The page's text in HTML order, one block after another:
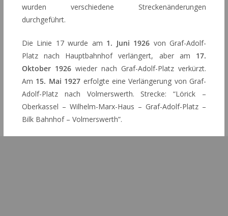
wurden verschiedene Streckenänderungen
durchgeführt.
Die Linie 17 wurde am 1. Juni 1926 von Graf-Adolf-
Platz nach Hauptbahnhof verlängert, aber am 17.
Oktober 1926wieder nach Graf-Adolf-Platz verkürzt.
Am 15. Mai 1927 erfolgte eine Verlängerung von Graf-
Adolf-Platz nach Volmerswerth. Strecke: “Lörick –
Oberkassel – Wilhelm-Marx-Haus – Graf-Adolf-Platz –
Bilk Bahnhof – Volmerswerth”.